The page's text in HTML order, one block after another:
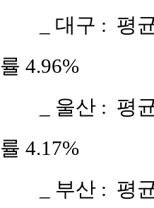
_ 대구 : 평
률 4.96%
_ 울산 : 평
률 4.17%
_ 부산 : 평